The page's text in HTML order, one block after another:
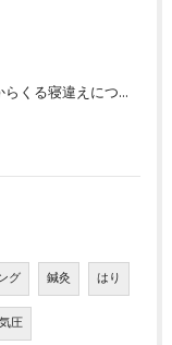
【神楽坂 整骨院】冷えからくる寝違えについて！｜CureSta鍼灸整骨院
グ 鍼灸 はり
圧